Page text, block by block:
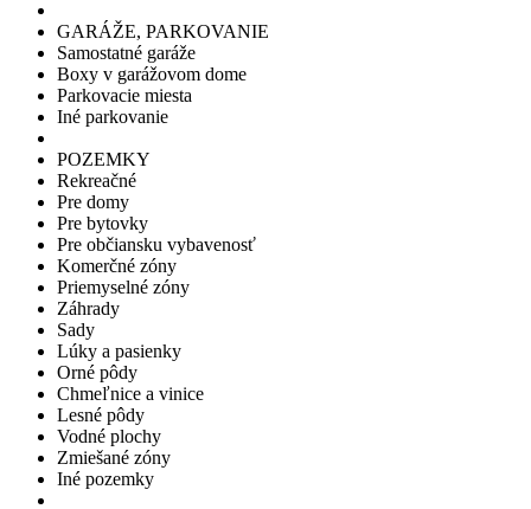
GARÁŽE, PARKOVANIE
Samostatné garáže
Boxy v garážovom dome
Parkovacie miesta
Iné parkovanie
POZEMKY
Rekreačné
Pre domy
Pre bytovky
Pre občiansku vybavenosť
Komerčné zóny
Priemyselné zóny
Záhrady
Sady
Lúky a pasienky
Orné pôdy
Chmeľnice a vinice
Lesné pôdy
Vodné plochy
Zmiešané zóny
Iné pozemky